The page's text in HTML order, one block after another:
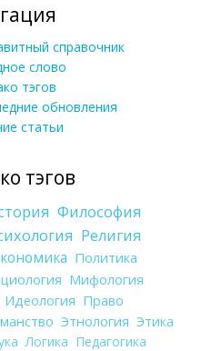
справочник
слово
тэгов
обновления
статьи
тэгов
Философия
Религия
Политика
Мифология
Идеология Право
Этнология Этика
Логика Педагогика